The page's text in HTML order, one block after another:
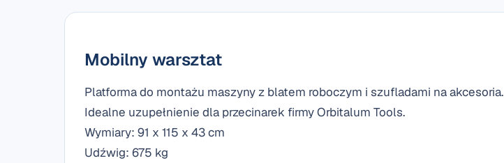
Mobilny warsztat
Platforma do montażu maszyny z blatem roboczym i szufladami na akcesoria.
Idealne uzupełnienie dla przecinarek firmy Orbitalum Tools.
Wymiary: 91 x 115 x 43 cm
Udźwig: 675 kg